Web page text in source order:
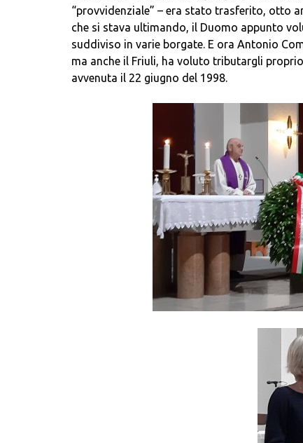
“provvidenziale” – era stato trasferito, otto
che si stava ultimando, il Duomo appunto
suddiviso in varie borgate. E ora Antonio
ma anche il Friuli, ha voluto tributargli
avvenuta il 22 giugno del 1998.